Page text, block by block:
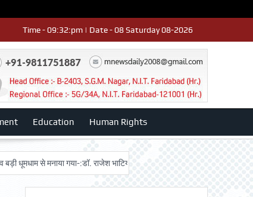
Time - 09:32:pm | Date - 08 Saturday 08-2026
Education Human Rights
से मनाया गया-:डॉ. राजेश भाटिया Admission advertisment श्री